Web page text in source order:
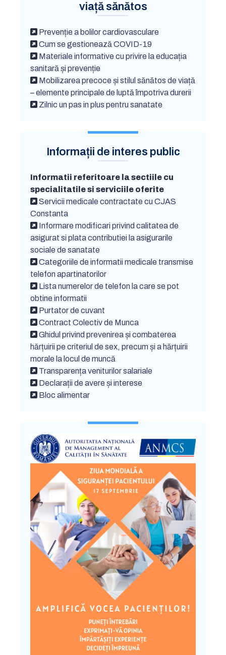
viață sănătos
Prevenție a bolilor cardiovasculare
Cum se gestionează COVID-19
Materiale informative cu privire la educația
sanitară și prevenție
Mobilizarea precoce și stilul sănătos de viață
– elemente principale de luptă împotriva durerii
Zilnic un pas in plus pentru sanatate
Informații de interes public
Informatii referitoare la sectiile cu
specialitatile si serviciile oferite
Servicii medicale contractate cu CJAS
Constanta
Informare modificari privind calitatea de
asigurat si plata contributiei la asigurarile
sociale de sanatate
Categoriile de informatii medicale transmise
telefon apartinatorilor
Lista numerelor de telefon la care se pot
obtine informatii
Purtator de cuvant
Contract Colectiv de Munca
Ghidul privind prevenirea și combaterea
hărțuirii pe criteriul de sex, precum și a hărțuirii
morale la locul de muncă
Transparența veniturilor salariale
Declarații de avere și interese
Bloc alimentar